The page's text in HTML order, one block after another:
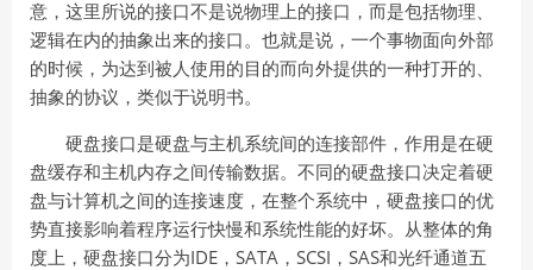
意，这里所说的接口不是说物理上的接口，而是包括物理、
逻辑在内的抽象出来的接口。也就是说，一个事物面向外部
的时候，为达到被人使用的目的而向外提供的一种打开的、
抽象的协议，类似于说明书。
硬盘接口是硬盘与主机系统间的连接部件，作用是在硬
盘缓存和主机内存之间传输数据。不同的硬盘接口决定着硬
盘与计算机之间的连接速度，在整个系统中，硬盘接口的优
势直接影响着程序运行快慢和系统性能的好坏。从整体的角
度上，硬盘接口分为IDE，SATA，SCSI，SAS和光纤通道五